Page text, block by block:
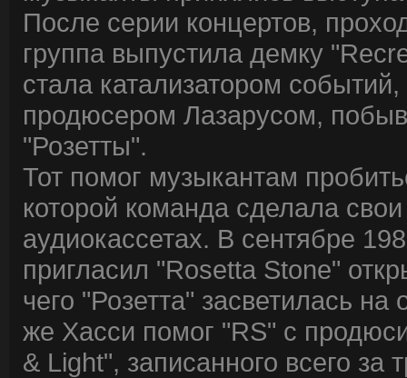
После серии концертов,
группа выпустила демку
стала катализатором
продюсером Лазарусом,
"Розетты".
Тот помог музыкантам
которой команда сделала
аудиокассетах. В сентябре
пригласил "Rosetta Stone"
чего "Розетта" засветилась
же Хасси помог "RS" с
& Light", записанного всего за